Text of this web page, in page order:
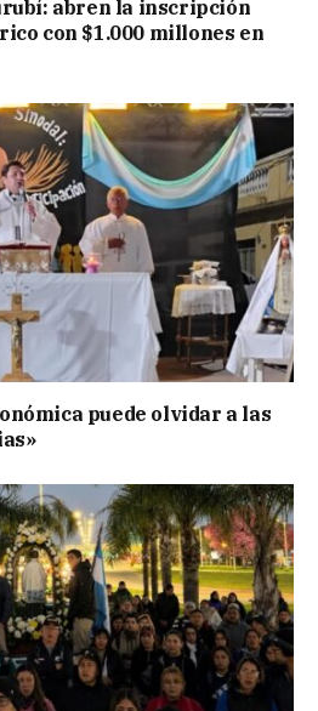
abren la inscripción
con $1.000 millones en
puede olvidar a las